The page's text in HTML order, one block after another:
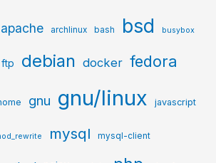
apache archlinux bash bsd busybox
debian docker fedora
gnu gnu/linux javascript
mysql mysql-client